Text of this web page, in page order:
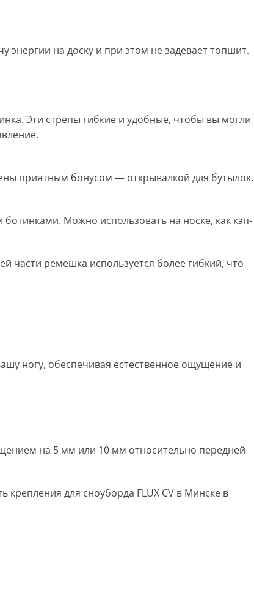
на доску и при этом не задевает топшит.
Эти стрепы гибкие и удобные, чтобы вы могли
приятным бонусом — открывалкой для бутылок.
Можно использовать на носке, как кэп-
части ремешка используется более гибкий, что
ногу, обеспечивая естественное ощущение и
на 5 мм или 10 мм относительно передней
крепления для сноуборда FLUX CV в Минске в